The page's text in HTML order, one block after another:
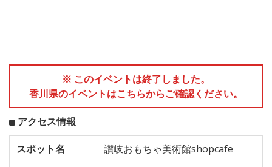
※ このイベントは終了しました。
香川県のイベントはこちらからご確認ください。
アクセス情報
スポット名
讃岐おもちゃ美術館shopcafe